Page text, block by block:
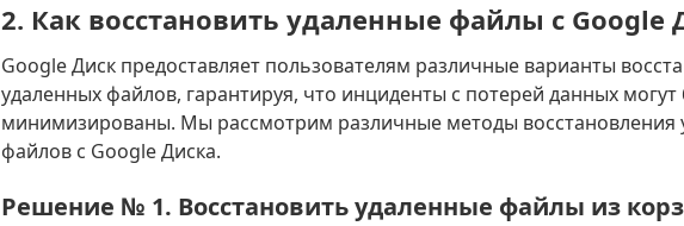
2. Как восстановить удаленные файлы с Google
Google Диск предоставляет пользователям различные варианты
удаленных файлов, гарантируя, что инциденты с потерей данных
минимизированы. Мы рассмотрим различные методы восстановления
файлов с Google Диска.
Решение № 1. Восстановить удаленные файлы из